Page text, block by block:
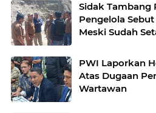
Sidak Tambang
Pengelola
Meski Sudah
PWI Laporkan
Atas Dugaan
Wartawan